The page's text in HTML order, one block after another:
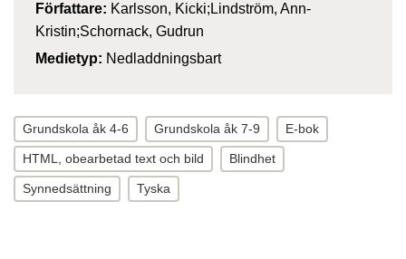
Författare: Karlsson, Kicki;Lindström, Ann-
Kristin;Schornack, Gudrun
Medietyp: Nedladdningsbart
Grundskola åk 4-6 Grundskola åk 7-9 E-bok
HTML, obearbetad text och bild Blindhet
Synnedsättning Tyska